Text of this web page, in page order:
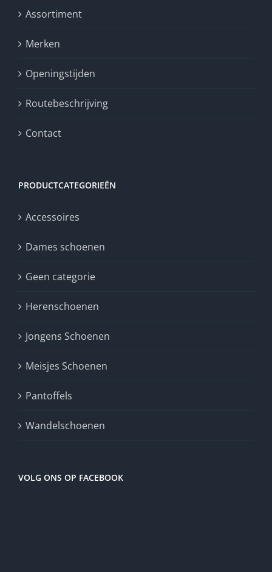
Assortiment
Merken
Openingstijden
Routebeschrijving
Contact
PRODUCTCATEGORIEËN
Accessoires
Dames schoenen
Geen categorie
Herenschoenen
Jongens Schoenen
Meisjes Schoenen
Pantoffels
Wandelschoenen
VOLG ONS OP FACEBOOK